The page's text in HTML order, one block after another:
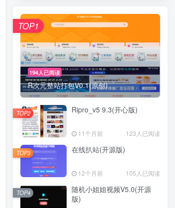
194人已阅读
R次元整站打包V0.1(原创)
TOP1
Ripro_v5 9.3(开心版)
11个月前 123人已阅读
TOP2
在线扒站(开源版)
12个月前 105人已阅读
TOP3
随机小姐姐视频V5.0(开源
版)
TOP4